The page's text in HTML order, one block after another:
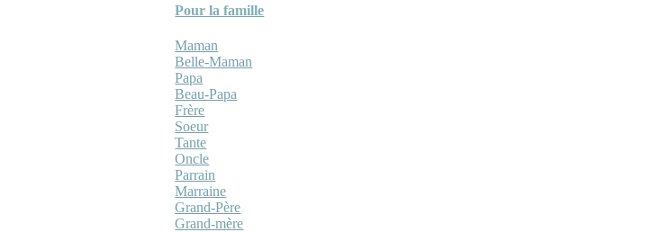
Pour la famille
Maman
Belle-Maman
Papa
Beau-Papa
Frère
Soeur
Tante
Oncle
Parrain
Marraine
Grand-Père
Grand-mère